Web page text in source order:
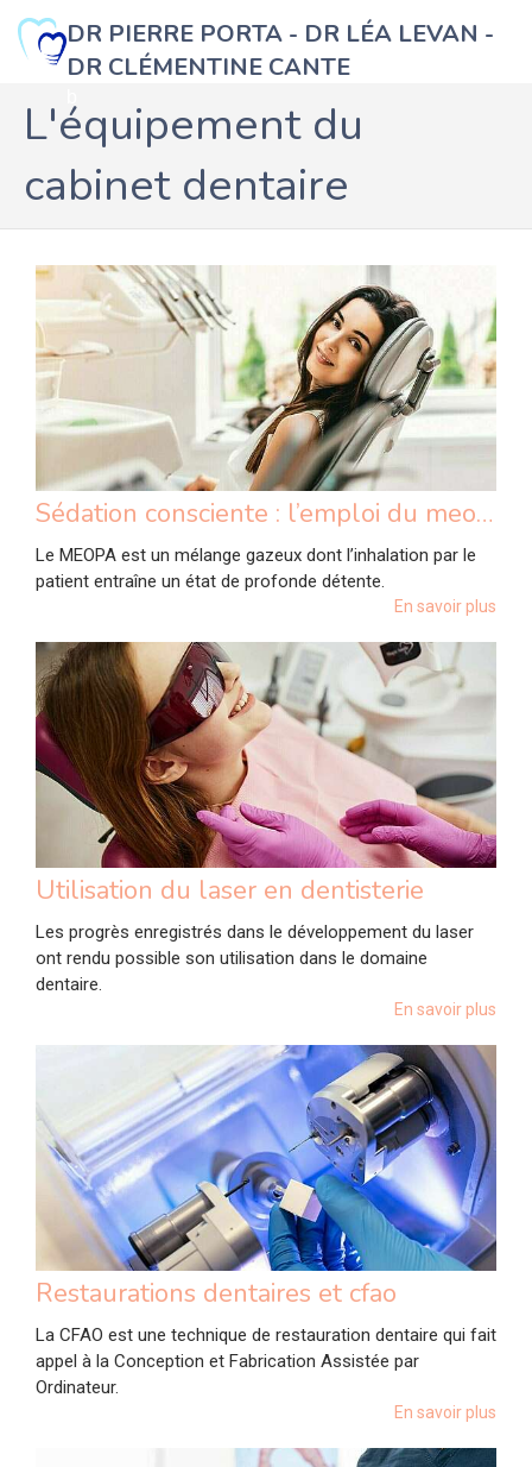
DR PIERRE PORTA - DR LÉA LEVAN -
DR CLÉMENTINE CANTE
L'équipement du
cabinet dentaire
Sédation consciente : l’emploi du meopa au cabinet dentaire
Le MEOPA est un mélange gazeux dont l’inhalation par le
patient entraîne un état de profonde détente.
En savoir plus
Utilisation du laser en dentisterie
Les progrès enregistrés dans le développement du laser
ont rendu possible son utilisation dans le domaine
dentaire.
En savoir plus
Restaurations dentaires et cfao
La CFAO est une technique de restauration dentaire qui fait
appel à la Conception et Fabrication Assistée par
Ordinateur.
En savoir plus